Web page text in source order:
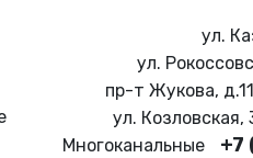
ул.
ул.
пр-т Жукова,
ул.
Многоканальные +7